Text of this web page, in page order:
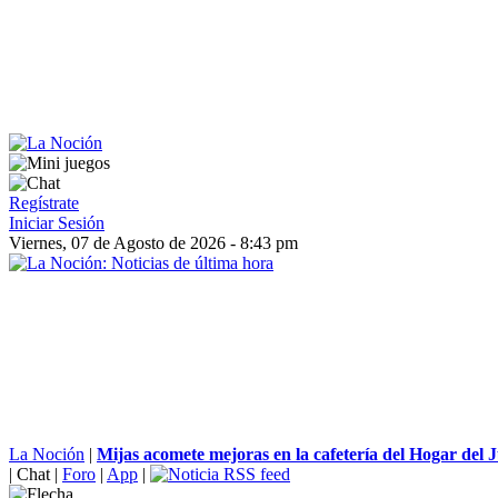
Regístrate
Iniciar Sesión
Viernes, 07 de Agosto de 2026 - 8:43 pm
La Noción | Mijas acomete mejoras en la cafetería del Hogar del
| Chat | Foro | App |